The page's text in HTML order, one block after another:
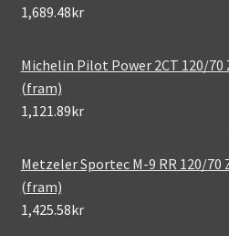
1,689.48kr
Michelin Pilot Power 2CT 120/70
(fram)
1,121.89kr
Metzeler Sportec M-9 RR 120/70
(fram)
1,425.58kr